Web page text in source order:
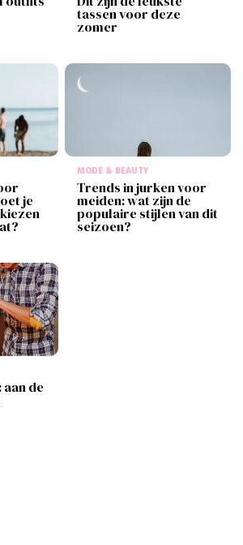
tassen voor deze
zomer
je
MODE & BEAUTY
Trends in jurken voor
meiden: wat zijn de
populaire stijlen van dit
seizoen?
de